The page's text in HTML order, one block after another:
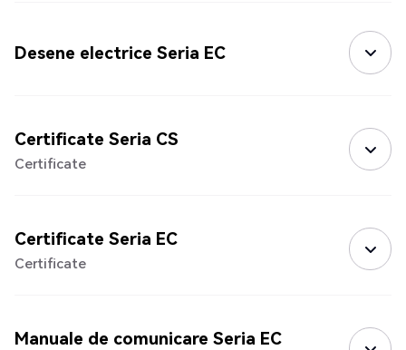
Desene electrice Seria EC
Certificate Seria CS
Certificate
Certificate Seria EC
Certificate
Manuale de comunicare Seria EC